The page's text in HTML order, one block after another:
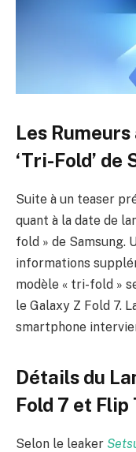
Les
‘Tri-Fold’ de
Suite à un teaser
quant à la date de
fold » de Samsung.
informations
modèle « tri-fold »
le Galaxy Z Fold 7.
smartphone
Détails du
Fold 7 et Flip
Selon le leaker